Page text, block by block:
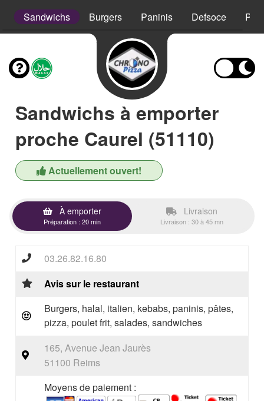
Sandwichs Burgers Paninis Defsoce
Sandwichs à emporter
proche Caurel (51110)
Actuellement ouvert!
À emporter
Préparation : 20 min
Livraison
Livraison : 30 à 45 mn
03.26.82.16.80
Avis sur le restaurant
Burgers, halal, italien, kebabs, paninis, pâtes,
pizza, poulet frit, salades, sandwiches
165, Avenue Jean Jaurès
51100 Reims
Moyens de paiement :